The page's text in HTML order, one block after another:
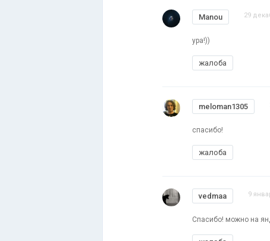
Manou 29
ура!))
жалоба
meloman1305
спасибо!
жалоба
vedmaa 9
Спасибо! можно на